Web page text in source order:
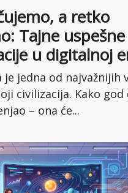
a retko
Tajne uspešne
u digitalnoj
je jedna od najvažnijih
civilizacija. Kako god
– ona će...